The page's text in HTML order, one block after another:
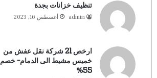
تنظيف خزانات بجدة
admin أغسطس 16, 2023
ارخص 21 شركة نقل عفش من
خميس مشيط الى الدمام- خصم
55%